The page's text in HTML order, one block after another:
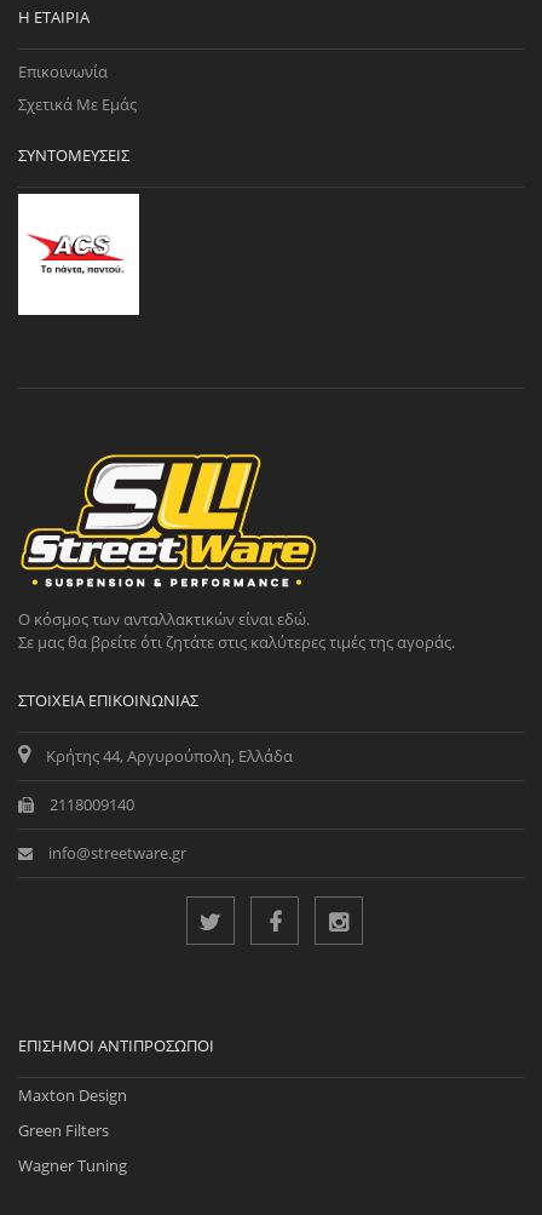
Η ΕΤΑΙΡΊΑ
Επικοινωνία
Σχετικά Με Εμάς
ΣΥΝΤΟΜΕΎΣΕΙΣ
Ο κόσμος των ανταλλακτικών είναι εδώ.
Σε μας θα βρείτε ότι ζητάτε στις καλύτερες τιμές της αγοράς.
ΣΤΟΙΧΕΊΑ ΕΠΙΚΟΙΝΩΝΊΑΣ
Κρήτης 44, Αργυρούπολη, Ελλάδα
2118009140
info@streetware.gr
ΕΠΊΣΗΜΟΙ ΑΝΤΙΠΡΌΣΩΠΟΙ
Maxton Design
Green Filters
Wagner Tuning